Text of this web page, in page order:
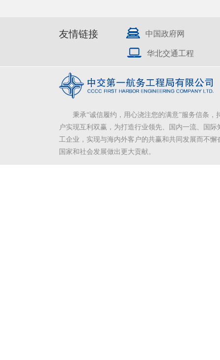
友情链接 中国政府网
华北交通工程
秉承“诚信履约，用心浇注您的满意”服务信条，
户实现互利双赢，为打造行业领先、国内一流、国际
工企业，实现与海内外客户的共赢和共同发展而不懈
国家和社会发展做出更大贡献。